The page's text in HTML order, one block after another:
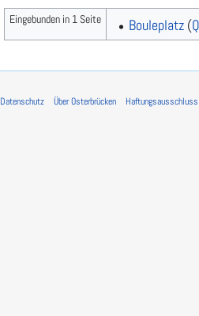
Eingebunden in 1 Seite Bouleplatz(
Datenschutz Über Osterbrücken Haftungsausschluss